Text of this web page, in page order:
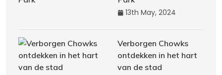
13th May, 2024
Verborgen Chowks
ontdekken in het hart
van de stad